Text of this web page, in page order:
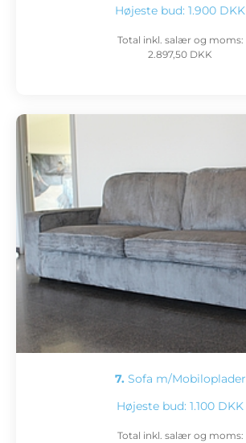
Højeste bud: 1.900 DKK
Total inkl. salær og moms:
2.897,50 DKK
7. Sofa m/Mobiloplader
Højeste bud: 1.100 DKK
Total inkl. salær og moms: